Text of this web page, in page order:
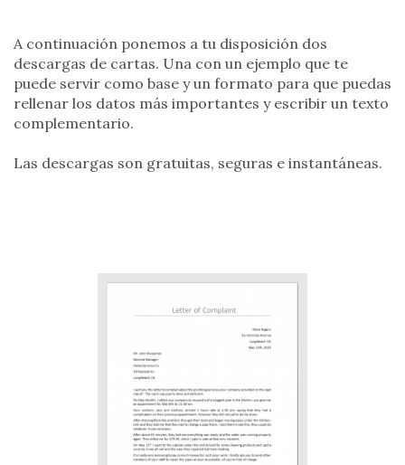
A continuación ponemos a tu disposición dos
descargas de cartas. Una con un ejemplo que te
puede servir como base y un formato para que puedas
rellenar los datos más importantes y escribir un texto
complementario.
Las descargas son gratuitas, seguras e instantáneas.